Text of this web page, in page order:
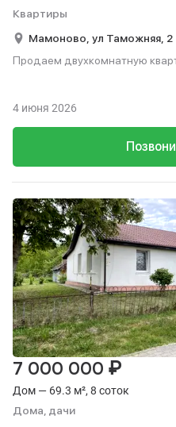
Квартиры
Мамоново, ул Таможняя, 2
Продаем двухкомнатную
4 июня 2026
Дом — 69.3 м², 8 соток
Дома, дачи
7 000 000 ₽